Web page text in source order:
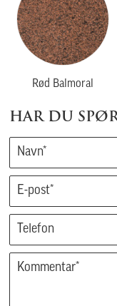
Rød Balmoral
HAR DU